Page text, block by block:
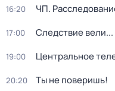
16:20 ЧП.
17:00 Следствие вели...
19:00 Центральное
20:20 Ты не поверишь!